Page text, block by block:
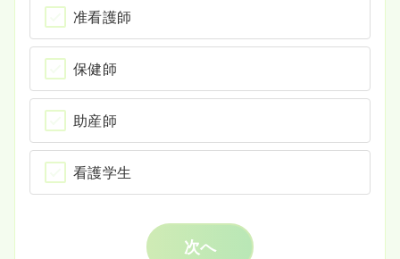
准看護師
保健師
助産師
看護学生
次へ